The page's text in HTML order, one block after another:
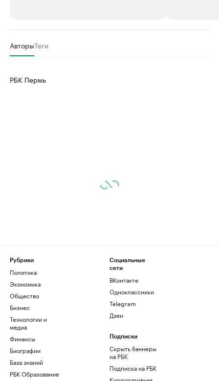
Крупнейшие производители и
Ознакомьтесь с информацией в каталоге
АвторыТеги
РБК Пермь
Рубрики
Политика
Экономика
Общество
Бизнес
Технологии и
медиа
Финансы
Биографии
База знаний
РБК Образование
Социальные
сети
ВКонтакте
Одноклассники
Telegram
Дзен
Подписки
Скрыть баннеры
на РБК
Подписка на РБК